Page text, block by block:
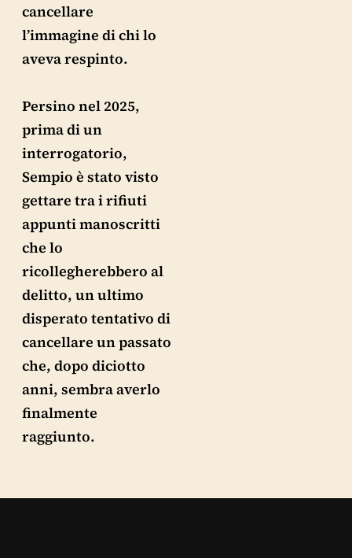
cancellare
l’immagine di chi lo
aveva respinto.
Persino nel 2025,
prima di un
interrogatorio,
Sempio è stato visto
gettare tra i rifiuti
appunti manoscritti
che lo
ricollegherebbero al
delitto, un ultimo
disperato tentativo di
cancellare un passato
che, dopo diciotto
anni, sembra averlo
finalmente
raggiunto.